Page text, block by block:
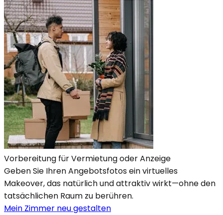
Vorbereitung für Vermietung oder Anzeige
Geben Sie Ihren Angebotsfotos ein virtuelles
Makeover, das natürlich und attraktiv wirkt—ohne den
tatsächlichen Raum zu berühren.
Mein Zimmer neu gestalten